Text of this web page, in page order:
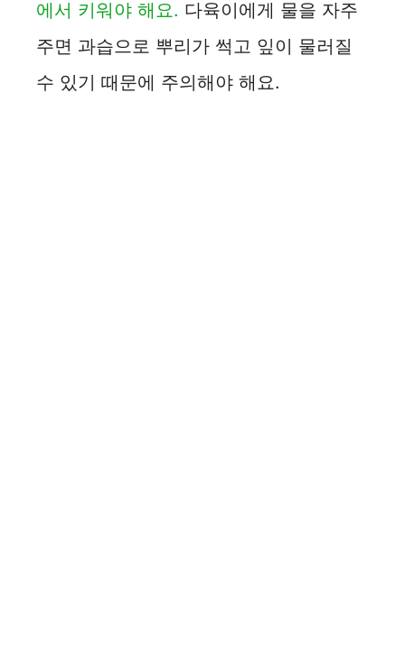
에서 키워야 해요. 다육이에게 물을 자주
주면 과습으로 뿌리가 썩고 잎이 물러질
수 있기 때문에 주의해야 해요.